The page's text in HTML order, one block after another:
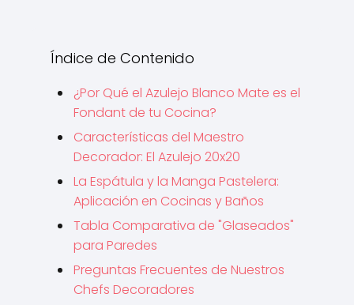
Índice de Contenido
¿Por Qué el Azulejo Blanco Mate es el
Fondant de tu Cocina?
Características del Maestro
Decorador: El Azulejo 20x20
La Espátula y la Manga Pastelera:
Aplicación en Cocinas y Baños
Tabla Comparativa de "Glaseados"
para Paredes
Preguntas Frecuentes de Nuestros
Chefs Decoradores